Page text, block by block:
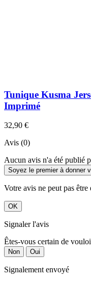
Tunique Kusma
Imprimé
32,90 €
Avis (0)
Aucun avis n'a été publié
Soyez le premier à donner
Votre avis ne peut pas être
OK
Signaler l'avis
Êtes-vous certain de
Non Oui
Signalement envoyé